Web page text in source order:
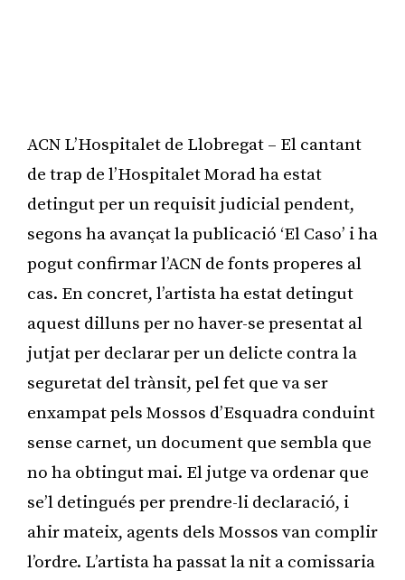
ACN L’Hospitalet de Llobregat – El cantant
de trap de l’Hospitalet Morad ha estat
detingut per un requisit judicial pendent,
segons ha avançat la publicació ‘El Caso’ i ha
pogut confirmar l’ACN de fonts properes al
cas. En concret, l’artista ha estat detingut
aquest dilluns per no haver-se presentat al
jutjat per declarar per un delicte contra la
seguretat del trànsit, pel fet que va ser
enxampat pels Mossos d’Esquadra conduint
sense carnet, un document que sembla que
no ha obtingut mai. El jutge va ordenar que
se’l detingués per prendre-li declaració, i
ahir mateix, agents dels Mossos van complir
l’ordre. L’artista ha passat la nit a comissaria